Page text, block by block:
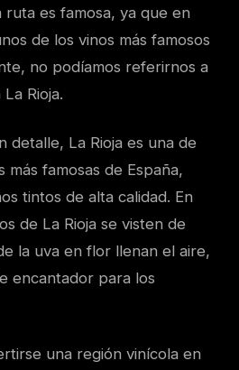
ruta es famosa, ya que en
de los vinos más famosos
no podíamos referirnos a
Rioja.
detalle, La Rioja es una de
más famosas de España,
tintos de alta calidad. En
de La Rioja se visten de
la uva en flor llenan el aire,
encantador para los
una región vinícola en